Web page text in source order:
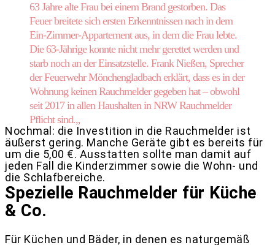
63 Jahre alte Frau bei einem Brand gestorben. Das
Feuer breitete sich ersten Erkenntnissen nach in dem
Ein-Zimmer-Appartement aus, in dem die Frau lebte.
Die 63-Jährige konnte nicht mehr gerettet werden und
starb noch an der Einsatzstelle. Frank Nießen, Sprecher
der Feuerwehr Mönchengladbach erklärt, dass es in der
Wohnung keinen Rauchmelder gegeben hat – obwohl
seit 2017 in allen Haushalten in NRW Rauchmelder
Pflicht sind.„
Nochmal: die Investition in die Rauchmelder ist
äußerst gering. Manche Geräte gibt es bereits für
um die 5,00 €. Ausstatten sollte man damit auf
jeden Fall die Kinderzimmer sowie die Wohn- und
die Schlafbereiche.
Spezielle Rauchmelder für Küche
& Co.
Für Küchen und Bäder, in denen es naturgemäß